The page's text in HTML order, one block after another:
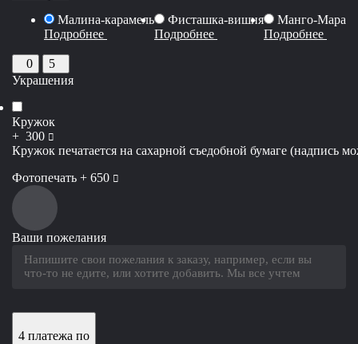
Малина-карамель
Подробнее
Фисташка-вишня
Подробнее
Манго-
Подробнее
0
5
Украшения
Кружок
+ 300 руб
Кружок печатается на сахарной съедобной бумаге (надпись
Фотопечать + 650 руб
Ваши пожелания
4 платежа по